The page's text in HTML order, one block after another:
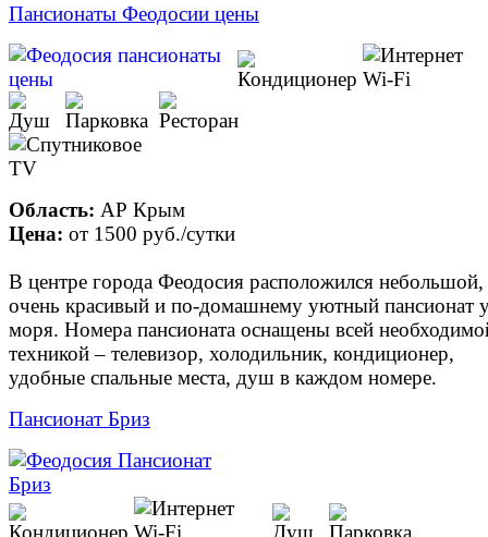
Пансионаты Феодосии цены
Область: АР Крым
Цена: от 1500 руб./сутки
В центре города Феодосия расположился
очень красивый и по-домашнему уютный пансионат
моря. Номера пансионата оснащены всей
техникой – телевизор, холодильник, кондиционер,
удобные спальные места, душ в каждом номере.
Пансионат Бриз